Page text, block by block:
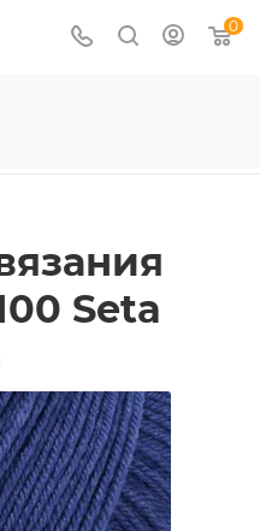
0
Seta